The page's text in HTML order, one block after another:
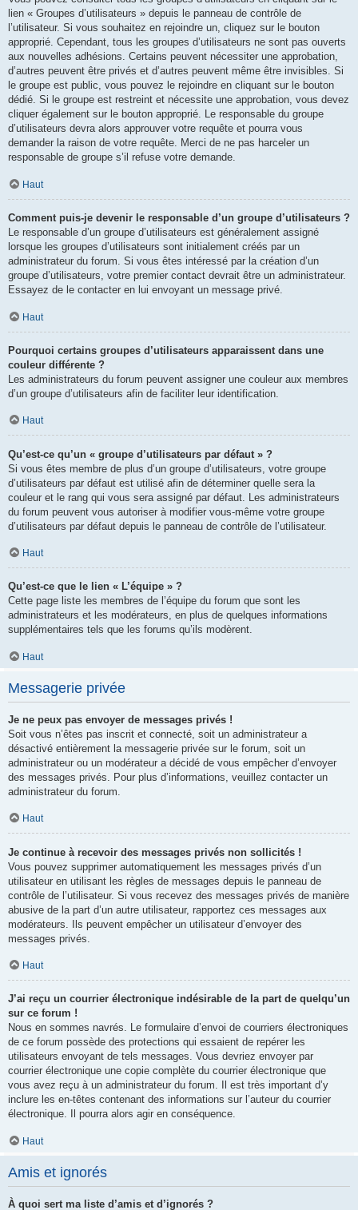
lien « Groupes d’utilisateurs » depuis le panneau de contrôle de
l’utilisateur. Si vous souhaitez en rejoindre un, cliquez sur le bouton
approprié. Cependant, tous les groupes d’utilisateurs ne sont pas ouverts
aux nouvelles adhésions. Certains peuvent nécessiter une approbation,
d’autres peuvent être privés et d’autres peuvent même être invisibles. Si
le groupe est public, vous pouvez le rejoindre en cliquant sur le bouton
dédié. Si le groupe est restreint et nécessite une approbation, vous devez
cliquer également sur le bouton approprié. Le responsable du groupe
d’utilisateurs devra alors approuver votre requête et pourra vous
demander la raison de votre requête. Merci de ne pas harceler un
responsable de groupe s’il refuse votre demande.
Haut
Comment puis-je devenir le responsable d’un groupe d’utilisateurs ?
Le responsable d’un groupe d’utilisateurs est généralement assigné
lorsque les groupes d’utilisateurs sont initialement créés par un
administrateur du forum. Si vous êtes intéressé par la création d’un
groupe d’utilisateurs, votre premier contact devrait être un administrateur.
Essayez de le contacter en lui envoyant un message privé.
Haut
Pourquoi certains groupes d’utilisateurs apparaissent dans une
couleur différente ?
Les administrateurs du forum peuvent assigner une couleur aux membres
d’un groupe d’utilisateurs afin de faciliter leur identification.
Haut
Qu’est-ce qu’un « groupe d’utilisateurs par défaut » ?
Si vous êtes membre de plus d’un groupe d’utilisateurs, votre groupe
d’utilisateurs par défaut est utilisé afin de déterminer quelle sera la
couleur et le rang qui vous sera assigné par défaut. Les administrateurs
du forum peuvent vous autoriser à modifier vous-même votre groupe
d’utilisateurs par défaut depuis le panneau de contrôle de l’utilisateur.
Haut
Qu’est-ce que le lien « L’équipe » ?
Cette page liste les membres de l’équipe du forum que sont les
administrateurs et les modérateurs, en plus de quelques informations
supplémentaires tels que les forums qu’ils modèrent.
Haut
Messagerie privée
Je ne peux pas envoyer de messages privés !
Soit vous n’êtes pas inscrit et connecté, soit un administrateur a
désactivé entièrement la messagerie privée sur le forum, soit un
administrateur ou un modérateur a décidé de vous empêcher d’envoyer
des messages privés. Pour plus d’informations, veuillez contacter un
administrateur du forum.
Haut
Je continue à recevoir des messages privés non sollicités !
Vous pouvez supprimer automatiquement les messages privés d’un
utilisateur en utilisant les règles de messages depuis le panneau de
contrôle de l’utilisateur. Si vous recevez des messages privés de manière
abusive de la part d’un autre utilisateur, rapportez ces messages aux
modérateurs. Ils peuvent empêcher un utilisateur d’envoyer des
messages privés.
Haut
J’ai reçu un courrier électronique indésirable de la part de quelqu’un
sur ce forum !
Nous en sommes navrés. Le formulaire d’envoi de courriers électroniques
de ce forum possède des protections qui essaient de repérer les
utilisateurs envoyant de tels messages. Vous devriez envoyer par
courrier électronique une copie complète du courrier électronique que
vous avez reçu à un administrateur du forum. Il est très important d’y
inclure les en-têtes contenant des informations sur l’auteur du courrier
électronique. Il pourra alors agir en conséquence.
Haut
Amis et ignorés
À quoi sert ma liste d’amis et d’ignorés ?